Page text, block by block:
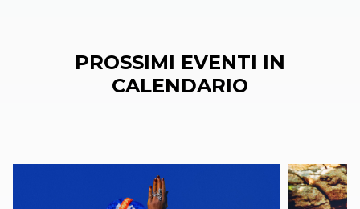
PROSSIMI EVENTI IN
CALENDARIO